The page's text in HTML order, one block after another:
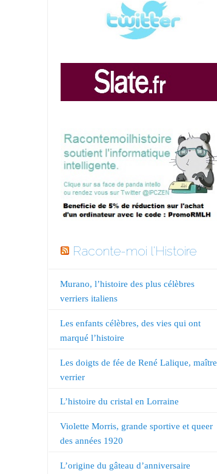
Raconte-moi l'Histoire
Murano, l’histoire des plus célèbres
verriers italiens
Les enfants célèbres, des vies qui ont
marqué l’histoire
Les doigts de fée de René Lalique, maître
verrier
L’histoire du cristal en Lorraine
Violette Morris, grande sportive et queer
des années 1920
L’origine du gâteau d’anniversaire